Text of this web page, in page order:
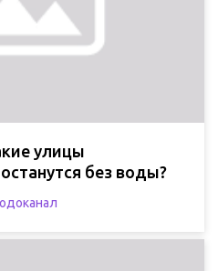
улицы
без воды?